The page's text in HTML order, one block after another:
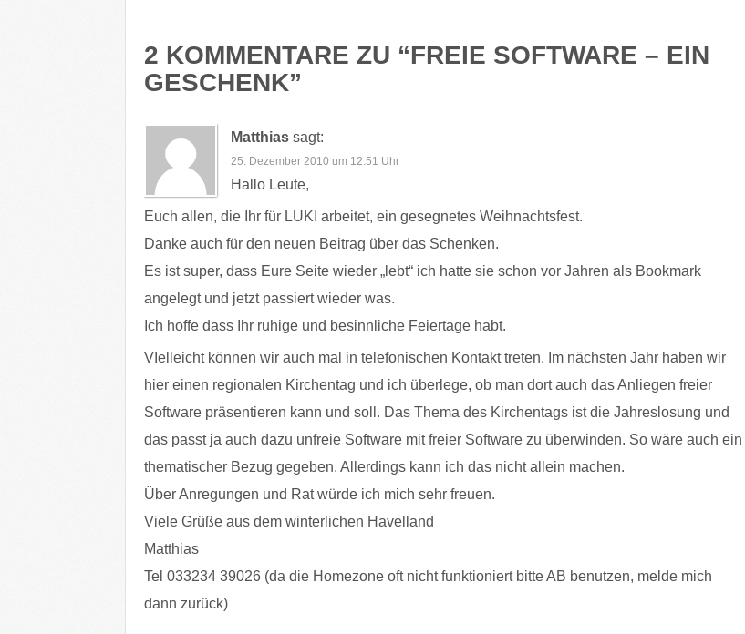
2 KOMMENTARE ZU “FREIE SOFTWARE – EIN
GESCHENK”
Matthias sagt:
25. Dezember 2010 um 12:51 Uhr
Hallo Leute,
Euch allen, die Ihr für LUKI arbeitet, ein gesegnetes Weihnachtsfest.
Danke auch für den neuen Beitrag über das Schenken.
Es ist super, dass Eure Seite wieder „lebt“ ich hatte sie schon vor Jahren als Bookmark
angelegt und jetzt passiert wieder was.
Ich hoffe dass Ihr ruhige und besinnliche Feiertage habt.
VIelleicht können wir auch mal in telefonischen Kontakt treten. Im nächsten Jahr haben wir
hier einen regionalen Kirchentag und ich überlege, ob man dort auch das Anliegen freier
Software präsentieren kann und soll. Das Thema des Kirchentags ist die Jahreslosung und
das passt ja auch dazu unfreie Software mit freier Software zu überwinden. So wäre auch ein
thematischer Bezug gegeben. Allerdings kann ich das nicht allein machen.
Über Anregungen und Rat würde ich mich sehr freuen.
Viele Grüße aus dem winterlichen Havelland
Matthias
Tel 033234 39026 (da die Homezone oft nicht funktioniert bitte AB benutzen, melde mich
dann zurück)